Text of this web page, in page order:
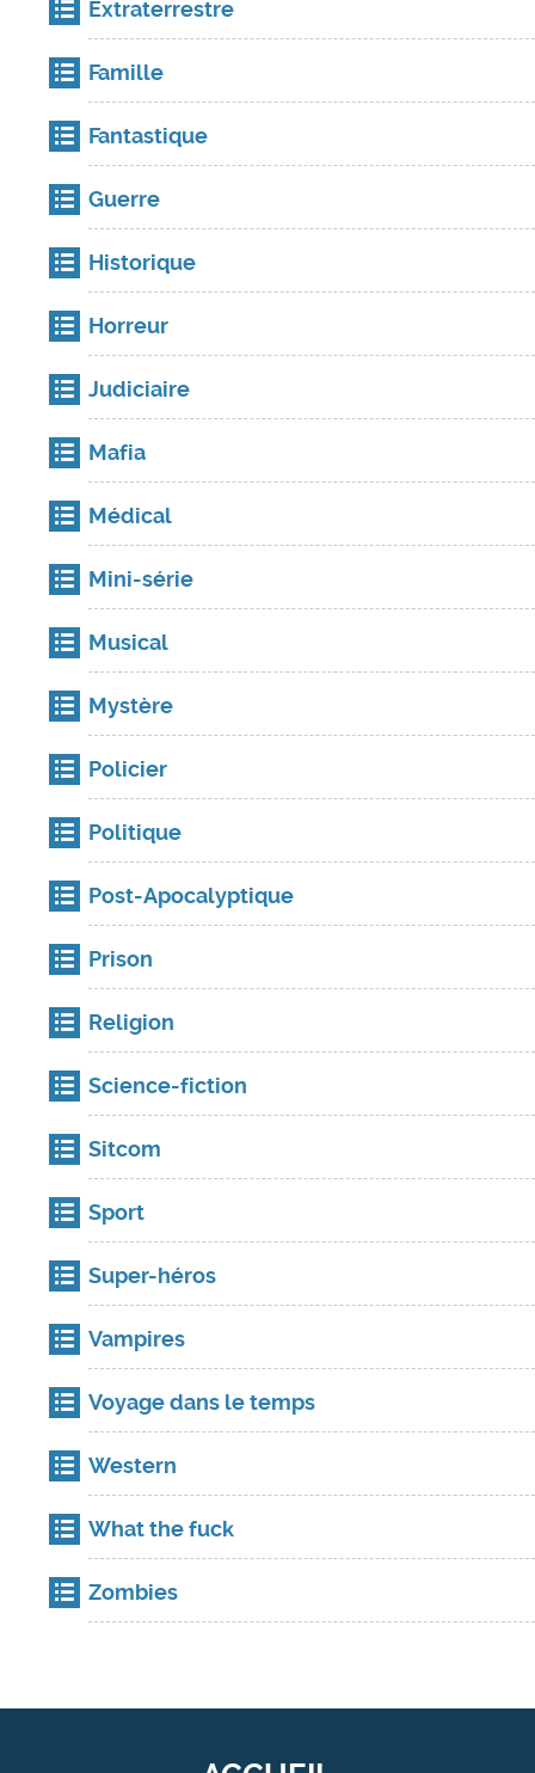
Extraterrestre
Famille
Fantastique
Guerre
Historique
Horreur
Judiciaire
Mafia
Médical
Mini-série
Musical
Mystère
Policier
Politique
Post-Apocalyptique
Prison
Religion
Science-fiction
Sitcom
Sport
Super-héros
Vampires
Voyage dans le temps
Western
What the fuck
Zombies